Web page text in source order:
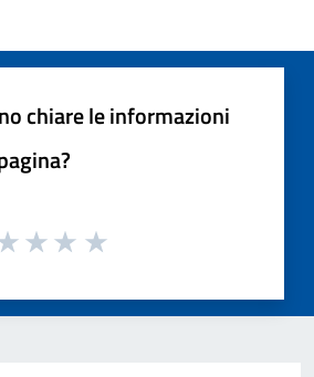
chiare le informazioni